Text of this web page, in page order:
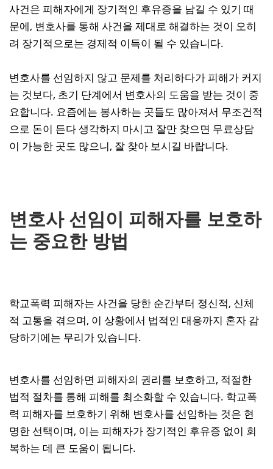
사건은 피해자에게 장기적인 후유증을 남길 수 있기 때
문에, 변호사를 통해 사건을 제대로 해결하는 것이 오히
려 장기적으로는 경제적 이득이 될 수 있습니다.
변호사를 선임하지 않고 문제를 처리하다가 피해가 커지
는 것보다, 초기 단계에서 변호사의 도움을 받는 것이 중
요합니다. 요즘에는 봉사하는 곳들도 많아져서 무조건적
으로 돈이 든다 생각하지 마시고 잘만 찾으면 무료상담
이 가능한 곳도 많으니, 잘 찾아 보시길 바랍니다.
변호사 선임이 피해자를 보호하
는 중요한 방법
학교폭력 피해자는 사건을 당한 순간부터 정신적, 신체
적 고통을 겪으며, 이 상황에서 법적인 대응까지 혼자 감
당하기에는 무리가 있습니다.
변호사를 선임하면 피해자의 권리를 보호하고, 적절한
법적 절차를 통해 피해를 최소화할 수 있습니다. 학교폭
력 피해자를 보호하기 위해 변호사를 선임하는 것은 현
명한 선택이며, 이는 피해자가 장기적인 후유증 없이 회
복하는 데 큰 도움이 됩니다.